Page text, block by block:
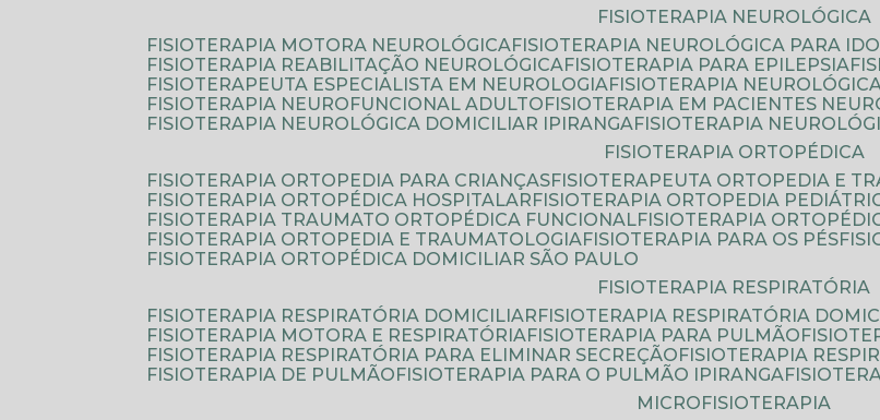
FISIOTERAPIA NEUROLÓGICA
FISIOTERAPIA MOTORA NEUROLÓGICA
FISIOTERAPIA NEUROLÓGICA PARA
FISIOTERAPIA REABILITAÇÃO NEUROLÓGICA
FISIOTERAPIA PARA EPILEPSIA
FISIOTERAPEUTA ESPECIALISTA EM NEUROLOGIA
FISIOTERAPIA
FISIOTERAPIA NEUROFUNCIONAL ADULTO
FISIOTERAPIA EM PACIENTES
FISIOTERAPIA NEUROLÓGICA DOMICILIAR IPIRANGA
FISIOTERAPIA
FISIOTERAPIA ORTOPÉDICA
FISIOTERAPIA ORTOPEDIA PARA CRIANÇAS
FISIOTERAPEUTA ORTOPEDIA E
FISIOTERAPIA ORTOPÉDICA HOSPITALAR
FISIOTERAPIA ORTOPEDIA
FISIOTERAPIA TRAUMATO ORTOPÉDICA FUNCIONAL
FISIOTERAPIA
FISIOTERAPIA ORTOPEDIA E TRAUMATOLOGIA
FISIOTERAPIA PARA OS PÉS
FISIOTERAPIA ORTOPÉDICA DOMICILIAR SÃO PAULO
FISIOTERAPIA RESPIRATÓRIA
FISIOTERAPIA RESPIRATÓRIA DOMICILIAR
FISIOTERAPIA RESPIRATÓRIA
FISIOTERAPIA MOTORA E RESPIRATÓRIA
FISIOTERAPIA PARA PULMÃO
FISIOTERAPIA RESPIRATÓRIA PARA ELIMINAR SECREÇÃO
FISIOTERAPIA
FISIOTERAPIA DE PULMÃO
FISIOTERAPIA PARA O PULMÃO IPIRANGA
MICROFISIOTERAPIA